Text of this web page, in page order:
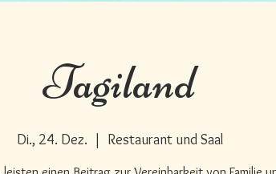
Tagiland
Di., 24. Dez.
  |
Restaurant und Saal